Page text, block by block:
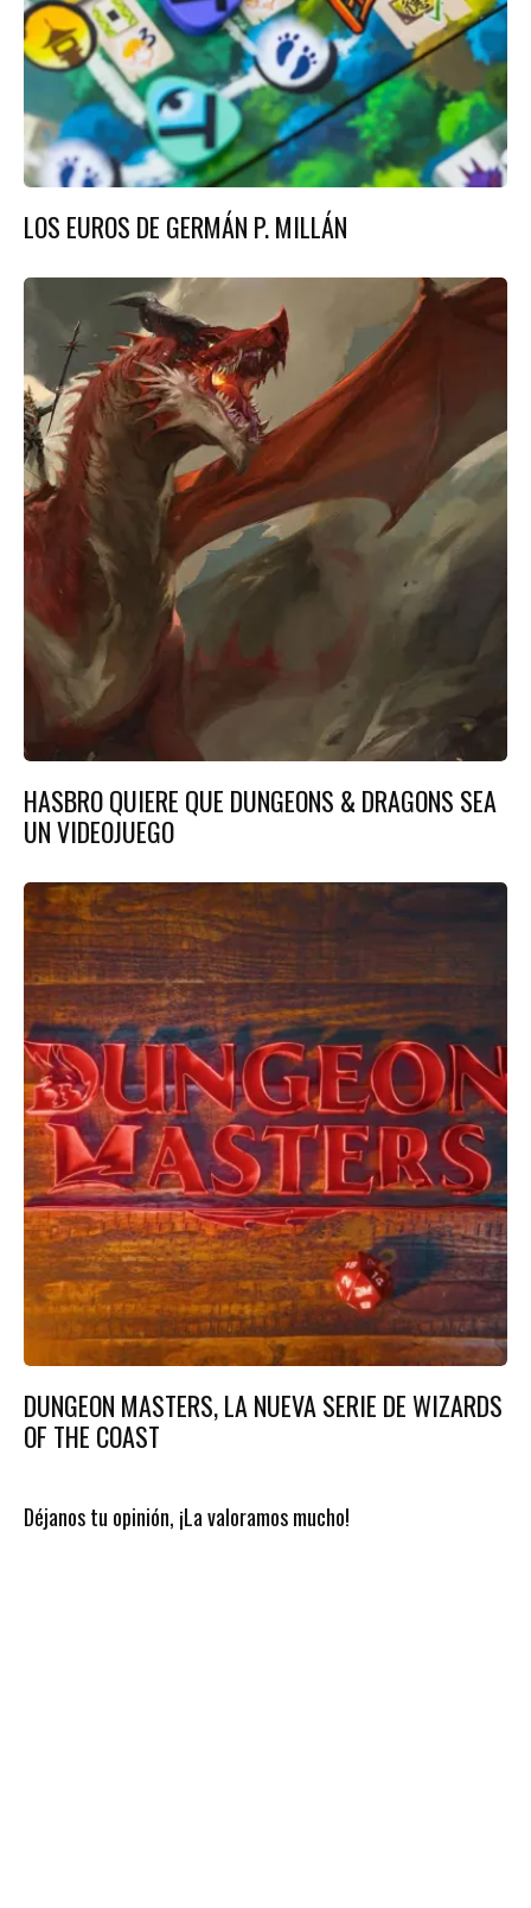
LOS EUROS DE GERMÁN P. MILLÁN
HASBRO QUIERE QUE DUNGEONS & DRAGONS SEA
UN VIDEOJUEGO
DUNGEON MASTERS, LA NUEVA SERIE DE WIZARDS
OF THE COAST
Déjanos tu opinión, ¡La valoramos mucho!